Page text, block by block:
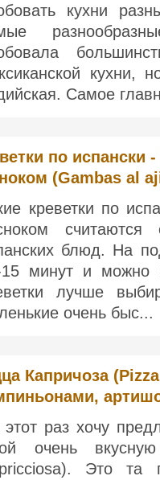
кухни
кухни,
Самое
по
(Gambas al
креветки по
блюд. На
15 минут и можно
лучше
очень быс...
Капричоза
раз хочу
очень
Это та